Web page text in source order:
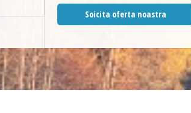
Soicita oferta noastra